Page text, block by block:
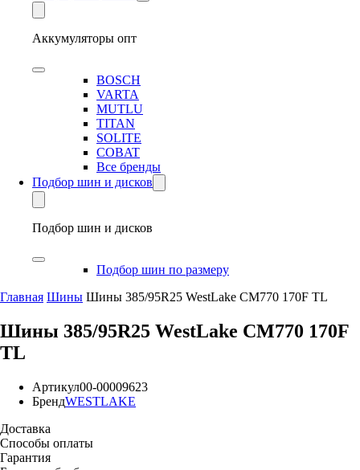
Аккумуляторы опт
BOSCH
VARTA
MUTLU
TITAN
SOLITE
COBAT
Все бренды
Подбор шин и дисков
Подбор шин и дисков
Подбор шин по размеру
Главная Шины Шины 385/95R25 WestLake CM770 170F TL
Шины 385/95R25 WestLake CM770 170F
TL
Артикул00-00009623
БрендWESTLAKE
Доставка
Способы оплаты
Гарантия